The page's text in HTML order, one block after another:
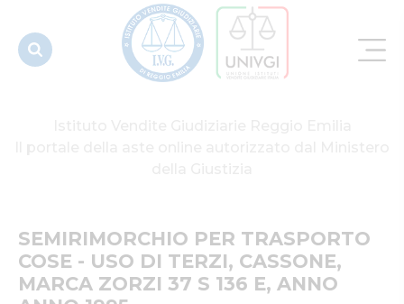
MARCA
ZORZI 37 S
13...
SEMIRIMORCHIO PER TRASPORTO
COSE - USO DI TERZI, CASSONE,
MARCA ZORZI 37 S 136 E, ANNO